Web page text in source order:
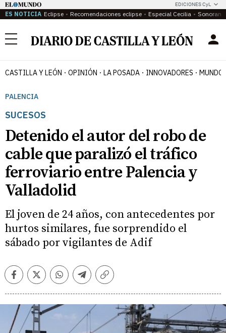
EDICIONES CyL
ES NOTICIA Eclipse Recomendaciones eclipse Especial Cecilia
Menú
CASTILLA Y LEÓN OPINIÓN LA POSADA INNOVADORES MUNDO
PALENCIA
SUCESOS
Detenido el autor del robo de
cable que paralizó el tráfico
ferroviario entre Palencia y
Valladolid
El joven de 24 años, con antecedentes por
hurtos similares, fue sorprendido el
sábado por vigilantes de Adif
FacebookTwitterWhatsappTelegramCopiar